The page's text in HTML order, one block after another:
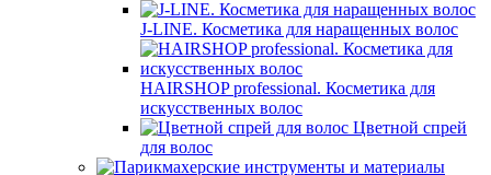
J-LINE. Косметика для наращенных волос
HAIRSHOP professional. Косметика для
искусственных волос
Цветной спрей
для волос